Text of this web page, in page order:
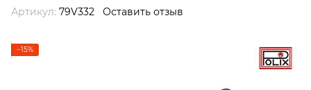
Артикул: 79V332 Оставить отзыв
−15%